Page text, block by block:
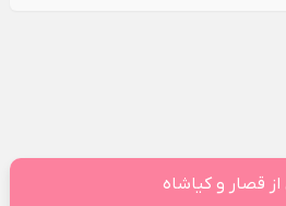
قصار و کیاشاه